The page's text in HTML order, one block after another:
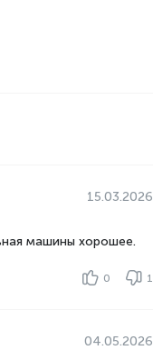
B
15.03.2026
машины хорошее.
0 1
04.05.2026